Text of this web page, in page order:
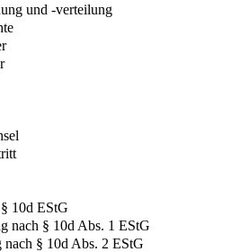
und -verteilung
10d EStG
nach § 10d Abs. 1 EStG
nach § 10d Abs. 2 EStG